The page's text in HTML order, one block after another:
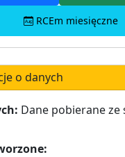
RCEm miesięczne
o danych
Dane pobierane ze